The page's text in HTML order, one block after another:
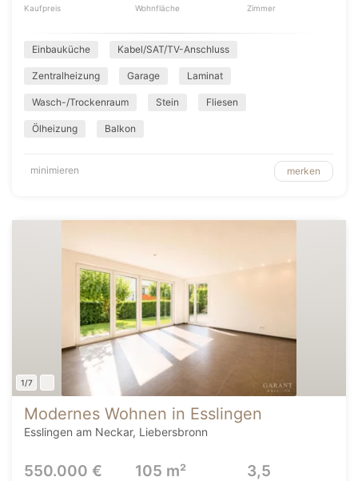
Kaufpreis Wohnfläche Zimmer
Einbauküche Kabel/SAT/TV-Anschluss
Zentralheizung Garage Laminat
Wasch-/Trockenraum Stein Fliesen
Ölheizung Balkon
minimieren merken
1/7
Modernes Wohnen in Esslingen
Esslingen am Neckar, Liebersbronn
550.000 € 105 m² 3,5